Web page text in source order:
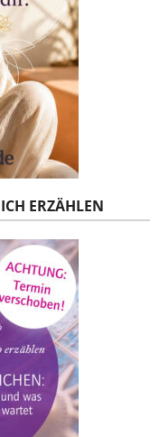
ERZÄHLEN